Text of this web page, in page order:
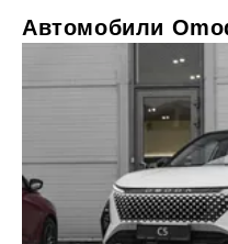
Автомобили